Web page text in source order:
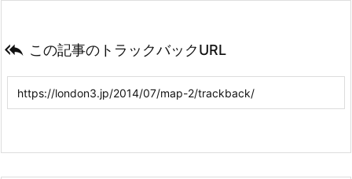
 この記事のトラックバックURL